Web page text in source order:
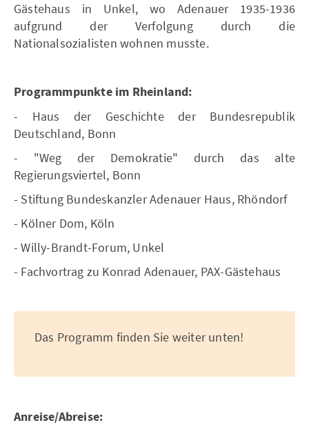
Gästehaus in Unkel, wo Adenauer 1935-1936
aufgrund der Verfolgung durch die
Nationalsozialisten wohnen musste.
Programmpunkte im Rheinland:
- Haus der Geschichte der Bundesrepublik
Deutschland, Bonn
- "Weg der Demokratie" durch das alte
Regierungsviertel, Bonn
- Stiftung Bundeskanzler Adenauer Haus, Rhöndorf
- Kölner Dom, Köln
- Willy-Brandt-Forum, Unkel
- Fachvortrag zu Konrad Adenauer, PAX-Gästehaus
Das Programm finden Sie weiter unten!
Anreise/Abreise: